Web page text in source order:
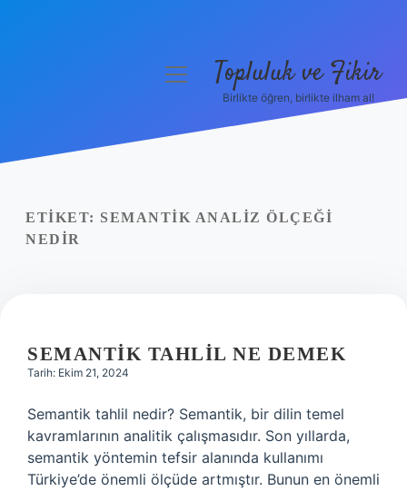
Yasal Uyarı
menüyüTopluluk ve Fikir
Birlikte öğren, birlikte ilham al!
ETIKET: SEMANTIK ANALIZ ÖLÇEĞI
NEDIR
SEMANTIK TAHLIL NE DEMEK
Tarih: Ekim 21, 2024
Semantik tahlil nedir? Semantik, bir dilin temel
kavramlarının analitik çalışmasıdır. Son yıllarda,
semantik yöntemin tefsir alanında kullanımı
Türkiye’de önemli ölçüde artmıştır. Bunun en önemli